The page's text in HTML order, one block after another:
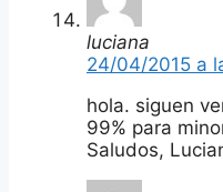
luciana
24/04/2015 a
hola. siguen
99% para
Saludos,